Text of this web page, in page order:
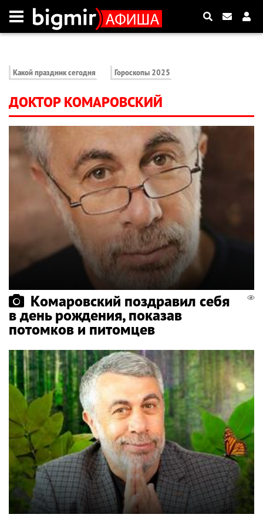
Какой праздник сегодня Гороскопы 2025
ДОКТОР КОМАРОВСКИЙ
Комаровский поздравил себя
в день рождения, показав
потомков и питомцев